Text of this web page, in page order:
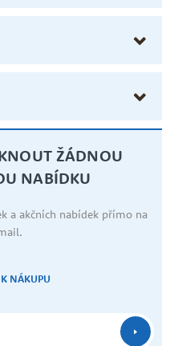
ŽÁDNOU
NABÍDKU
a akčních nabídek přímo na
NÁKUPU